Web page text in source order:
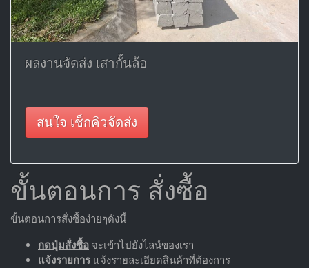
ผลงานจัดส่ง เสากั้นล้อ
สนใจ เช็กคิวจัดส่ง
ขั้นตอนการ สั่งซื้อ
ขั้นตอนการสั่งซื้อง่ายๆดังนี้
กดปุ่มสั่งซื้อ จะเข้าไปยังไลน์ของเรา
แจ้งรายการแจ้งรายละเอียดสินค้าที่ต้องการ